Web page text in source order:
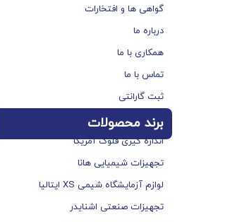
گواهی ها و افتخارات
درباره ما
همکاری با ما
تماس با ما
ثبت گارانتی
برند محصولات
اندازه گیری فلوک آمریکا
تجهیزات شیمیایی هانا
لوازم آزمایشگاه شیمی XS ایتالیا
تجهیزات صنعتی اشنایدر